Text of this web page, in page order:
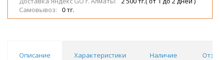
Самовывоз:
0 тг.
Описание Характеристики Наличие